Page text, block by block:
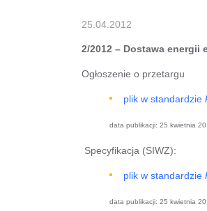
25.04.2012
2/2012 – Dostawa energii
Ogłoszenie o przetargu
plik w standardzie
data publikacji: 25 kwietnia
Specyfikacja (SIWZ):
plik w standardzie
data publikacji: 25 kwietnia